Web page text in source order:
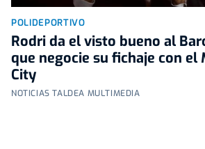
POLIDEPORTIVO
Rodri da el visto bueno al
que negocie su fichaje con el
City
NOTICIAS TALDEA MULTIMEDIA